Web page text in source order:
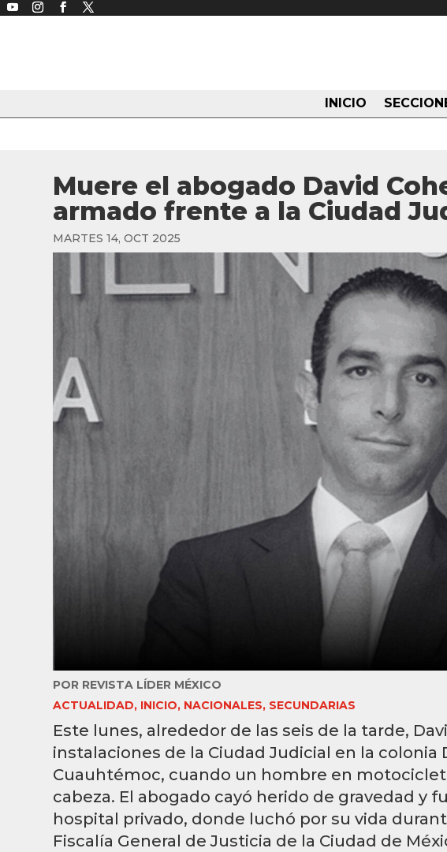
INICIO
Muere el abogado David
armado frente a la Ciudad
MARTES 14, OCT 2025
POR REVISTA LÍDER MÉXICO
ACTUALIDAD, INICIO, NACIONALES, SECUNDARIAS
Este lunes, alrededor de las seis de la tarde,
instalaciones de la Ciudad Judicial en la colonia
Cuauhtémoc, cuando un hombre en
cabeza. El abogado cayó herido de gravedad y
hospital privado, donde luchó por su vida
Fiscalía General de Justicia de la Ciudad de